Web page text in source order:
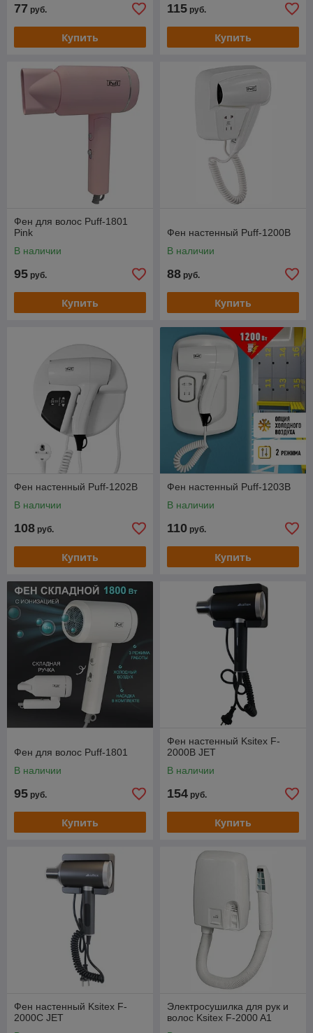
77 руб.
Купить
115 руб.
Купить
Фен для волос Puff-1801
Pink
В наличии
95 руб.
Купить
Фен настенный Puff-1200B
В наличии
88 руб.
Купить
Фен настенный Puff-1202B
В наличии
108 руб.
Купить
Фен настенный Puff-1203B
В наличии
110 руб.
Купить
Фен для волос Puff-1801
В наличии
95 руб.
Купить
Фен настенный Ksitex F-
2000B JET
В наличии
154 руб.
Купить
Фен настенный Ksitex F-
2000C JET
Электросушилка для рук и
волос Ksitex F-2000 A1